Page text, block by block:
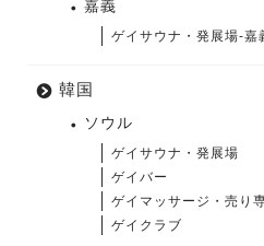
嘉義
ゲイサウナ・発展場-嘉
韓国
ソウル
ゲイサウナ・発展場
ゲイバー
ゲイマッサージ・売り
ゲイクラブ